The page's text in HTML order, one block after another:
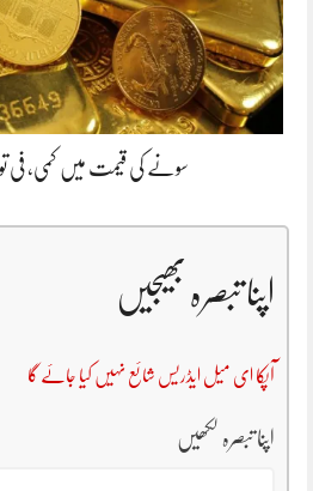
سونے کی قیمت میں کمی، فی
اپنا تبصرہ بھیجیں
آپکا ای میل ایڈریس شائع نہیں کیا جائے گا
اپنا تبصرہ لکھیں